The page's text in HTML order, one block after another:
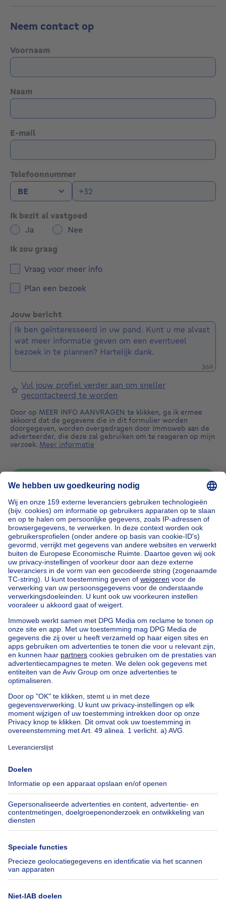
Neem contact op
Voornaam
Naam
E-mail
Telefoonnummer
Ik bezit al vastgoed
Ja
Nee
Ik zou graag
Vraag voor meer info
Plan een bezoek
Jouw bericht
369
Vul jouw profiel verder aan om sneller
gecontacteerd te worden
Door op MEER INFO AANVRAGEN te klikken, ga ik ermee
akkoord dat de gegevens die in dit formulier worden
doorgegeven, worden overgedragen door Immoweb aan de
adverteerder, die deze zal gebruiken om te reageren op mijn
verzoek. Meer informatie
Home België
Brussel (provincie)
Brussel (arrondissement)
Kopen uw huis in Forest
Onze huizen buiten BelgiëHuis te koop Frankrijk
Huis te koop Spanje
Huis te koop Italië
Huis te koop Luxemburg
Huis te koop Nederland
Goedkoop vastgoedGoedkoop huis te koop
Goedkope appartementen te huur
Onze huurwoningen met slaapkamers
Appartement te koop met 3 slaapkamers Oostende
Huis te koop met 3 slaapkamers Stene
Huis te koop met 3 slaapkamers Deurne
Over
Immoweb
Pers
Jobs
Axel Springer Group
SeLoger.com
Immowelt.de
Tools
Belfius
Verzekeringen
Verhuis checklist
Hulp
Veelgestelde vragen
Volg ons